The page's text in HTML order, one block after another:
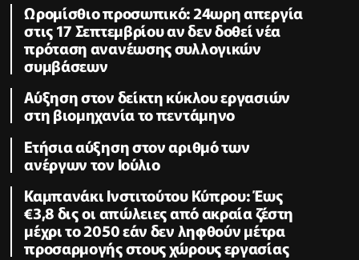
Ωρομίσθιο προσωπικό: 24ωρη απεργία
στις 17 Σεπτεμβρίου αν δεν δοθεί νέα
πρόταση ανανέωσης συλλογικών
συμβάσεων
Αύξηση στον δείκτη κύκλου εργασιών
στη βιομηχανία το πεντάμηνο
Ετήσια αύξηση στον αριθμό των
ανέργων τον Ιούλιο
Καμπανάκι Ινστιτούτου Κύπρου: Έως
€3,8 δις οι απώλειες από ακραία ζέστη
μέχρι το 2050 εάν δεν ληφθούν μέτρα
προσαρμογής στους χώρους εργασίας